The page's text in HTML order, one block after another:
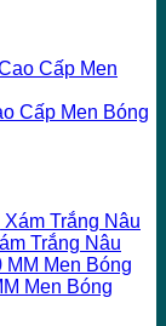
Cấp Men Bóng
Trắng Nâu
Men Bóng